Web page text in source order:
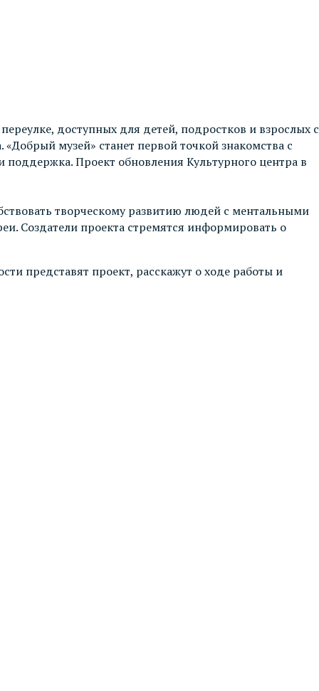
доступных для детей, подростков и взрослых с
музей» станет первой точкой знакомства с
Проект обновления Культурного центра в
творческому развитию людей с ментальными
Создатели проекта стремятся информировать о
представят проект, расскажут о ходе работы и